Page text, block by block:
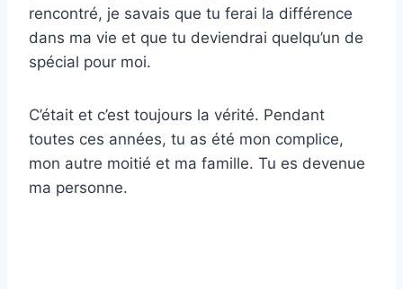
rencontré, je savais que tu ferai la différence
dans ma vie et que tu deviendrai quelqu’un de
spécial pour moi.
C’était et c’est toujours la vérité. Pendant
toutes ces années, tu as été mon complice,
mon autre moitié et ma famille. Tu es devenue
ma personne.